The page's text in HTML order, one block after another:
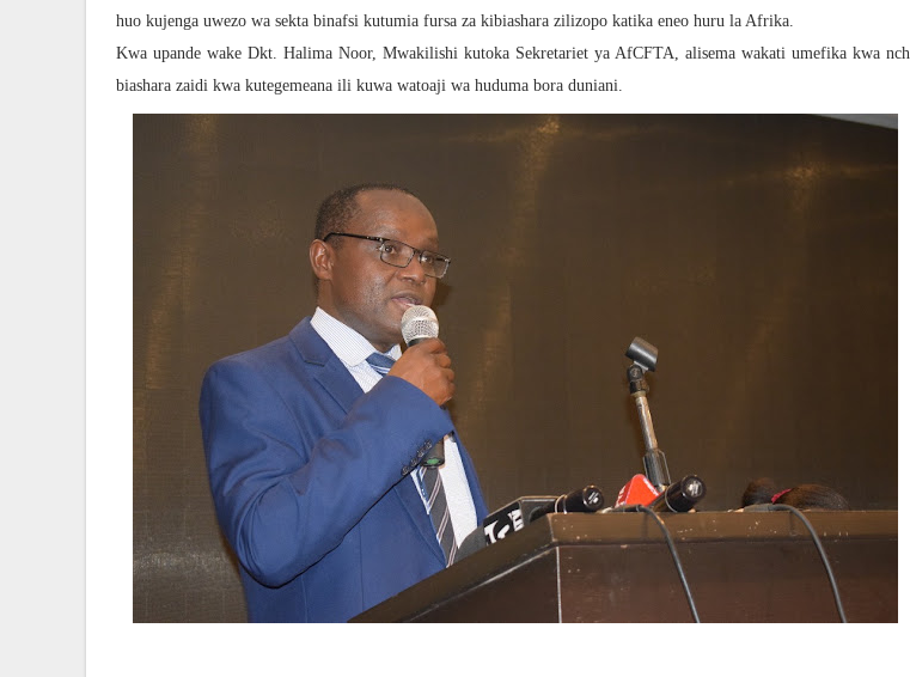
huo kujenga uwezo wa sekta binafsi kutumia fursa za kibiashara zilizopo katika eneo huru la Afrika.
Kwa upande wake Dkt. Halima Noor, Mwakilishi kutoka Sekretariet ya AfCFTA, alisema wakati umefika kwa
biashara zaidi kwa kutegemeana ili kuwa watoaji wa huduma bora duniani.